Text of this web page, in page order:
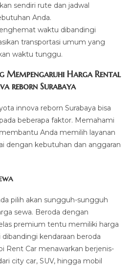
sendiri rute dan jadwal
Anda.
waktu dibandingi
transportasi umum yang
waktu tunggu.
Harga Rental
reborn Surabaya
innova reborn Surabaya bisa
beberapa faktor. Memahami
Anda memilih layanan
dengan kebutuhan dan anggaran
pilih akan sungguh-sungguh
sewa. Beroda dengan
premium tentu memiliki harga
kendaraan beroda
Rent Car menawarkan berjenis-
city car, SUV, hingga mobil